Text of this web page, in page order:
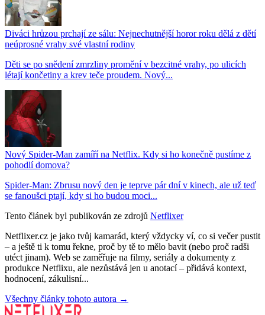
Diváci hrůzou prchají ze sálu: Nejnechutnější horor roku dělá z dětí
neúprosné vrahy své vlastní rodiny
Děti se po snědení zmrzliny promění v bezcitné vrahy, po ulicích
létají končetiny a krev teče proudem. Nový...
Nový Spider-Man zamíří na Netflix. Kdy si ho konečně pustíme z
pohodlí domova?
Spider-Man: Zbrusu nový den je teprve pár dní v kinech, ale už teď
se fanoušci ptají, kdy si ho budou moci...
Tento článek byl publikován ze zdrojů Netflixer
Netflixer.cz je jako tvůj kamarád, který vždycky ví, co si večer pustit
– a ještě ti k tomu řekne, proč by tě to mělo bavit (nebo proč radši
utéct jinam). Web se zaměřuje na filmy, seriály a dokumenty z
produkce Netflixu, ale nezůstává jen u anotací – přidává kontext,
hodnocení, zákulisní...
Všechny články tohoto autora →